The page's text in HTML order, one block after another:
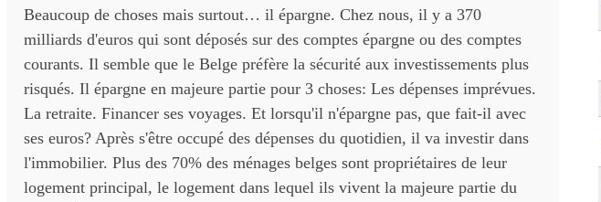
Beaucoup de choses mais surtout… il épargne. Chez nous, il y a 370
milliards d'euros qui sont déposés sur des comptes épargne ou des comptes
courants. Il semble que le Belge préfère la sécurité aux investissements plus
risqués. Il épargne en majeure partie pour 3 choses: Les dépenses imprévues.
La retraite. Financer ses voyages. Et lorsqu'il n'épargne pas, que fait-il avec
ses euros? Après s'être occupé des dépenses du quotidien, il va investir dans
l'immobilier. Plus des 70% des ménages belges sont propriétaires de leur
logement principal, le logement dans lequel ils vivent la majeure partie du